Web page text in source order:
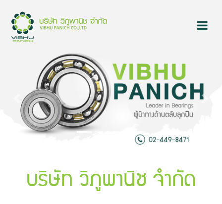
Previous
บริษัท วิภูพานิช จำกัด